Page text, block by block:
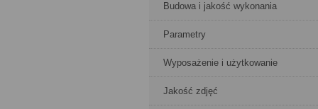
Budowa i jakość wykonania
Parametry
Wyposażenie i użytkowanie
Jakość zdjęć